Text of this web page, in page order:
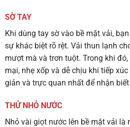
SỜ TAY
Khi dùng tay sờ vào bề mặt vải,
sự khác biệt rõ rệt. Vải thun lạnh
mượt mà và trơn tuột. Trong khi
mại, nhẹ xốp và dễ chịu khi tiếp
giản và trực quan nhất để nhận
THỬ NHỎ NƯỚC
Nhỏ vài giọt nước lên bề mặt vải là